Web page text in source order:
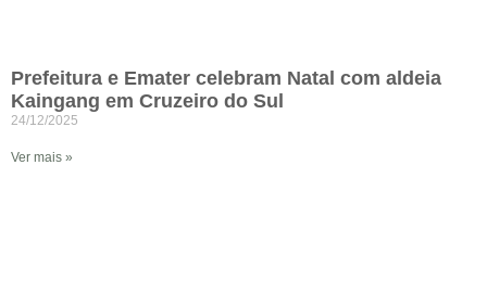
Prefeitura e Emater celebram Natal com aldeia
Kaingang em Cruzeiro do Sul
24/12/2025
Ver mais »